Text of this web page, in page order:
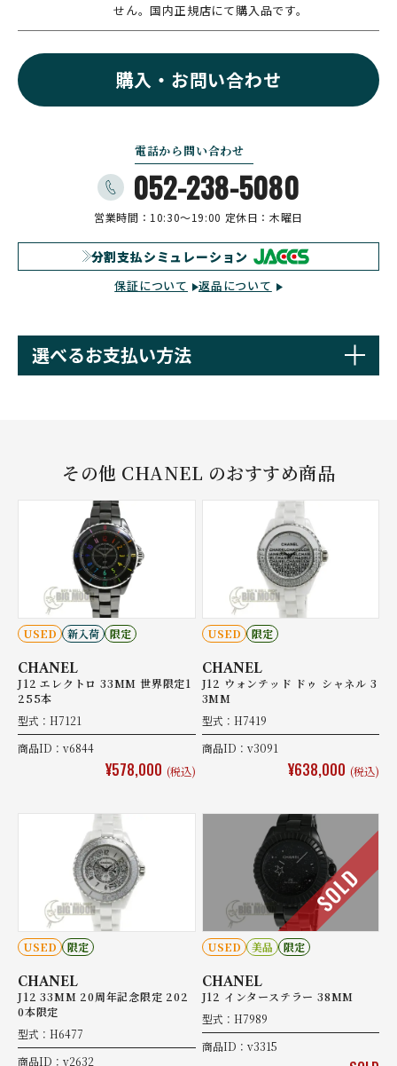
せん。国内正規店にて購入品です。
購入・お問い合わせ
電話から問い合わせ
052-238-5080
営業時間：10:30〜19:00 定休日：木曜日
分割支払シミュレーション
保証について 返品について
選べるお支払い方法
その他 CHANEL のおすすめ商品
USED 新入荷 限定
CHANEL
J12 エレクトロ 33MM 世界限定1
255本
型式：H7121
商品ID：v6844
¥578,000 (税込)
USED 限定
CHANEL
J12 ウォンテッド ドゥ シャネル 3
3MM
型式：H7419
商品ID：v3091
¥638,000 (税込)
USED 限定
CHANEL
J12 33MM 20周年記念限定 202
0本限定
型式：H6477
商品ID：v2632
SOLD
USED 美品 限定
CHANEL
J12 インターステラー 38MM
型式：H7989
商品ID：v3315